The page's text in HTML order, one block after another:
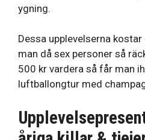
ygning.
Dessa upplevelserna
man då sex personer så
500 kr vardera så får man
luftballongtur med